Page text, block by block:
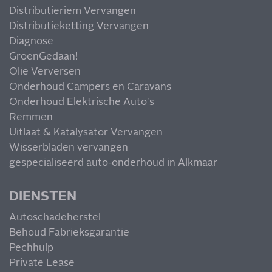
Distributieriem Vervangen
Distributieketting Vervangen
Diagnose
GroenGedaan!
Olie Verversen
Onderhoud Campers en Caravans
Onderhoud Elektrische Auto's
Remmen
Uitlaat & Katalysator Vervangen
Wisserbladen vervangen
gespecialiseerd auto-onderhoud in Alkmaar
DIENSTEN
Autoschadeherstel
Behoud Fabrieksgarantie
Pechhulp
Private Lease